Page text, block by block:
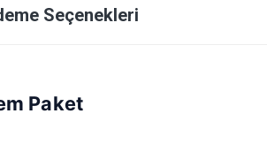
Seçenekleri
Paket